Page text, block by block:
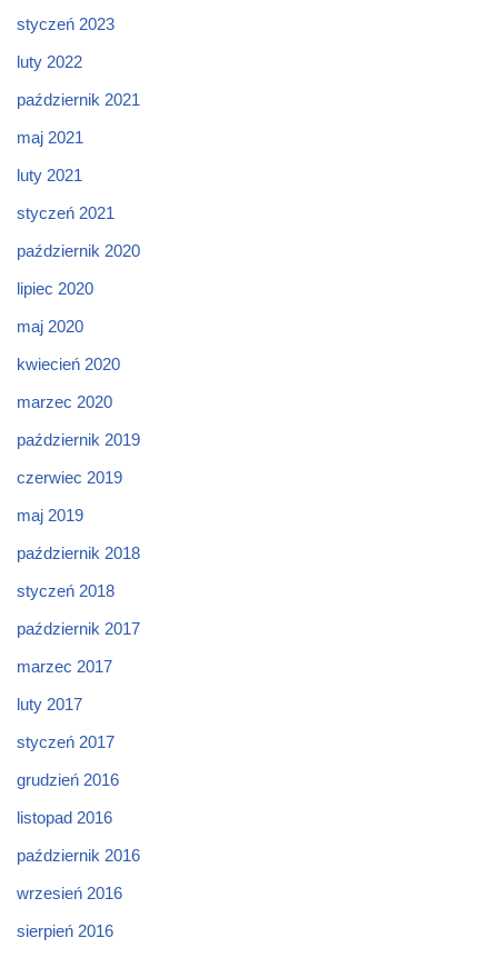
styczeń 2023
luty 2022
październik 2021
maj 2021
luty 2021
styczeń 2021
październik 2020
lipiec 2020
maj 2020
kwiecień 2020
marzec 2020
październik 2019
czerwiec 2019
maj 2019
październik 2018
styczeń 2018
październik 2017
marzec 2017
luty 2017
styczeń 2017
grudzień 2016
listopad 2016
październik 2016
wrzesień 2016
sierpień 2016